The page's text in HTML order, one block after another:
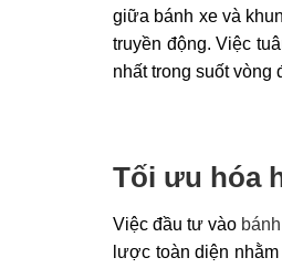
giữa bánh xe và
truyền động. Việc
nhất trong suốt vòng
Tối ưu hóa
Việc đầu tư vào
lược toàn diện